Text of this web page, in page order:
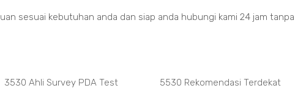
sesuai kebutuhan anda dan siap anda hubungi kami 24 jam tanpa
3530 Ahli Survey PDA Test
5530 Rekomendasi Terdekat